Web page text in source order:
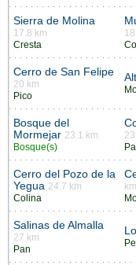
Sierra de Molina
17.8 km
Cresta
Cerro de San Felipe
20 km
Pico
Bosque del
Mormejar 23.1 km
Bosque(s)
Cerro del Pozo de la
Yegua 24.7 km
Colina
km
Salinas de Almalla
27 km
Pan